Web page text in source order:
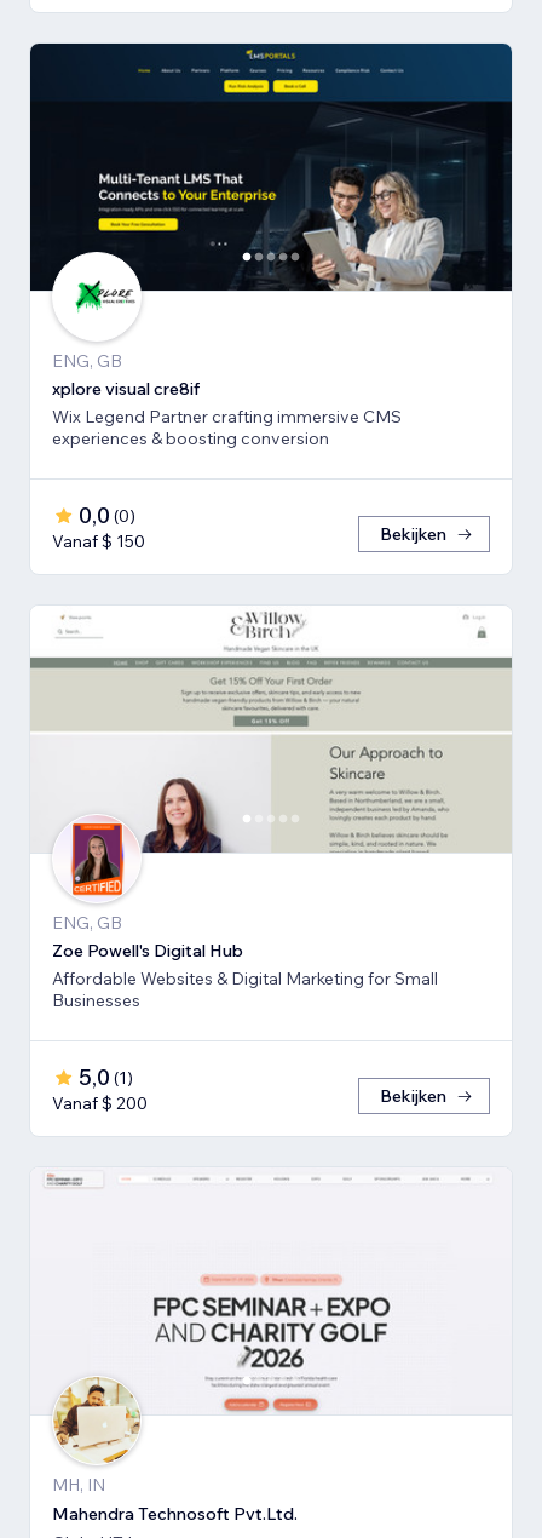
ENG, GB
xplore visual cre8if
Wix Legend Partner crafting immersive CMS
experiences & boosting conversion
0,0 (0)
Vanaf $ 150
Bekijken
ENG, GB
Zoe Powell's Digital Hub
Affordable Websites & Digital Marketing for Small
Businesses
5,0 (1)
Vanaf $ 200
Bekijken
MH, IN
Mahendra Technosoft Pvt.Ltd.